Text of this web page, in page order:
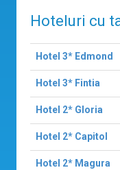
Hoteluri cu
Hotel 3* Edmond
Hotel 3* Fintia
Hotel 2* Gloria
Hotel 2* Capitol
Hotel 2* Magura